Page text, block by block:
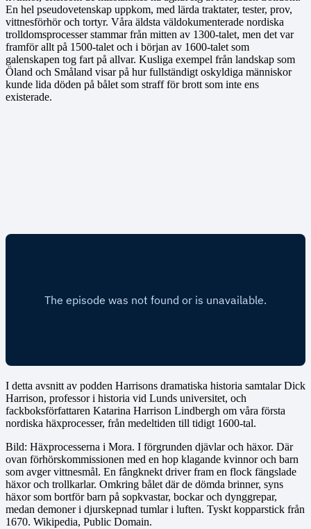
En hel pseudovetenskap uppkom, med lärda traktater, tester, prov,
vittnesförhör och tortyr. Våra äldsta väldokumenterade nordiska
trolldomsprocesser stammar från mitten av 1300-talet, men det var
framför allt på 1500-talet och i början av 1600-talet som
galenskapen tog fart på allvar. Kusliga exempel från landskap som
Öland och Småland visar på hur fullständigt oskyldiga människor
kunde lida döden på bålet som straff för brott som inte ens
existerade.
I detta avsnitt av podden Harrisons dramatiska historia samtalar Dick
Harrison, professor i historia vid Lunds universitet, och
fackboksförfattaren Katarina Harrison Lindbergh om våra första
nordiska häxprocesser, från medeltiden till tidigt 1600-tal.
Bild: Häxprocesserna i Mora. I förgrunden djävlar och häxor. Där
ovan förhörskommissionen med en hop klagande kvinnor och barn
som avger vittnesmål. En fångknekt driver fram en flock fängslade
häxor och trollkarlar. Omkring bålet där de dömda brinner, syns
häxor som bortför barn på sopkvastar, bockar och dynggrepar,
medan demoner i djurskepnad tumlar i luften. Tyskt kopparstick från
1670. Wikipedia, Public Domain.